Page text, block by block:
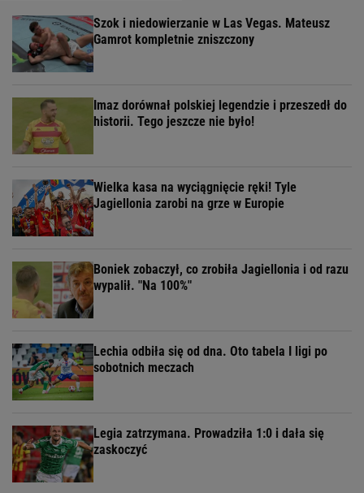
Szok i niedowierzanie w Las Vegas. Mateusz
Gamrot kompletnie zniszczony
Imaz dorównał polskiej legendzie i przeszedł do
historii. Tego jeszcze nie było!
Wielka kasa na wyciągnięcie ręki! Tyle
Jagiellonia zarobi na grze w Europie
Boniek zobaczył, co zrobiła Jagiellonia i od razu
wypalił. "Na 100%"
Lechia odbiła się od dna. Oto tabela I ligi po
sobotnich meczach
Legia zatrzymana. Prowadziła 1:0 i dała się
zaskoczyć